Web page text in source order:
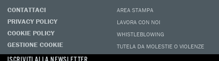
CONTATTACI
PRIVACY POLICY
COOKIE POLICY
GESTIONE COOKIE
AREA STAMPA
LAVORA CON NOI
WHISTLEBLOWING
TUTELA DA MOLESTIE O VIOLENZE